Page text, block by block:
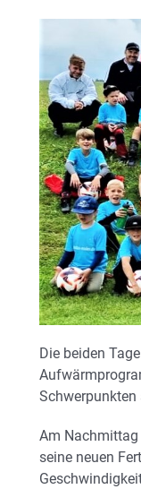
Die beiden
Schwerpunkten
Am
seine neuen